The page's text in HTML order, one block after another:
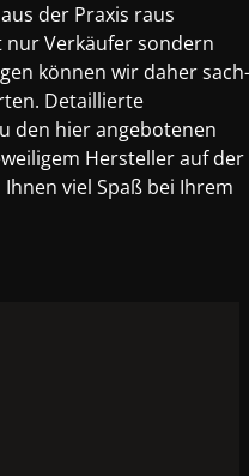
der Praxis raus
Verkäufer sondern
können wir daher sach-
Detaillierte
den hier angebotenen
Hersteller auf der
viel Spaß bei Ihrem